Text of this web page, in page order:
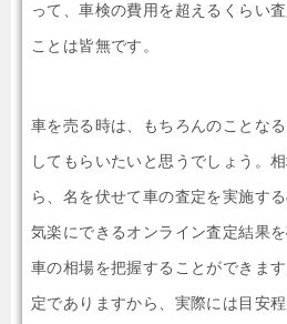
って、車検の費用を超えるくらい
ことは皆無です。
車を売る時は、もちろんのことな
してもらいたいと思うでしょう。
ら、名を伏せて車の査定を実施する
気楽にできるオンライン査定結果
車の相場を把握することができま
定でありますから、実際には目安